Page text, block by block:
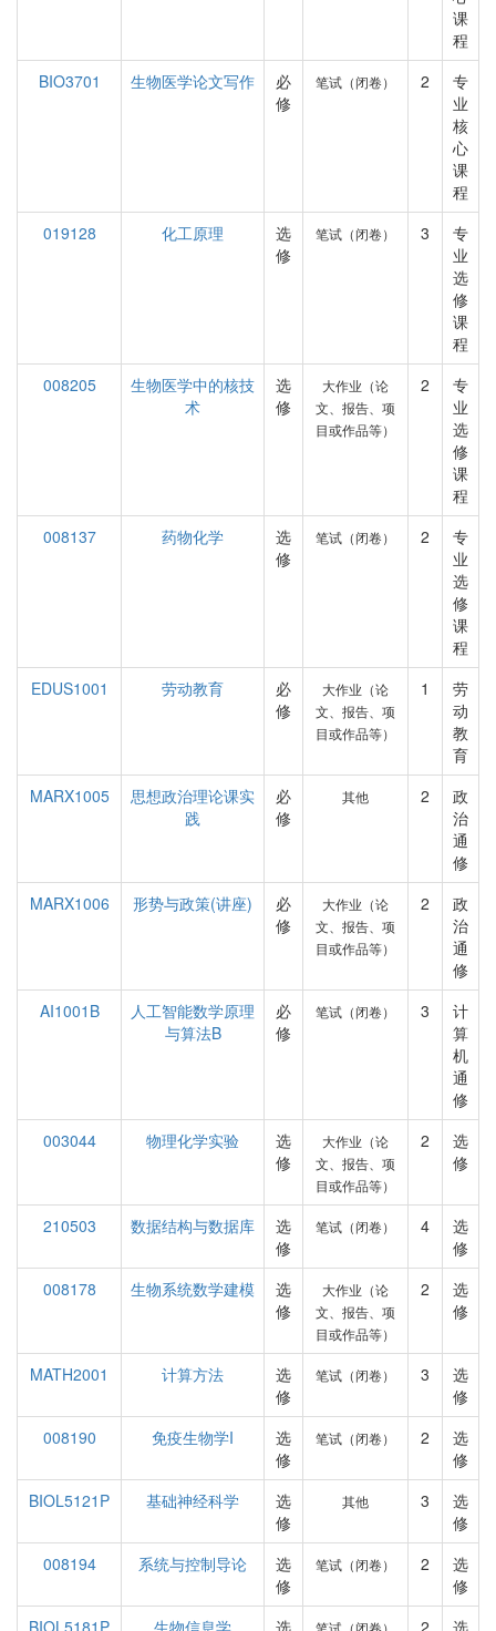
课
程
BIO3701
生物医学论文写作
必
修
笔试（闭卷） 2
专
业
核
心
课
程
019128
化工原理
选
修
笔试（闭卷） 3
专
业
选
修
课
程
008205
生物医学中的核技
术
选
修
大作业（论
文、报告、项
目或作品等）
2
专
业
选
修
课
程
008137
药物化学
选
修
笔试（闭卷） 2
专
业
选
修
课
程
EDUS1001
劳动教育
必
修
大作业（论
文、报告、项
目或作品等）
1
劳
动
教
育
MARX1005
思想政治理论课实
践
必
修
其他 2
政
治
通
修
MARX1006
形势与政策(讲座)
必
修
大作业（论
文、报告、项
目或作品等）
2
政
治
通
修
AI1001B
人工智能数学原理
与算法B
必
修
笔试（闭卷） 3
计
算
机
通
修
003044
物理化学实验
选
修
大作业（论
文、报告、项
目或作品等）
2
选
修
210503 数据结构与数据库
选
修
笔试（闭卷） 4
选
修
008178
生物系统数学建模
选
修
大作业（论
文、报告、项
目或作品等）
2
选
修
MATH2001 计算方法
选
修
笔试（闭卷） 3
选
修
008190
免疫生物学I
选
修
笔试（闭卷） 2
选
修
BIOL5121P
基础神经科学
选
修
其他 3
选
修
008194
系统与控制导论
选
修
笔试（闭卷） 2
选
修
BIOL5181P
生物信息学
选
笔试（闭卷） 2
选